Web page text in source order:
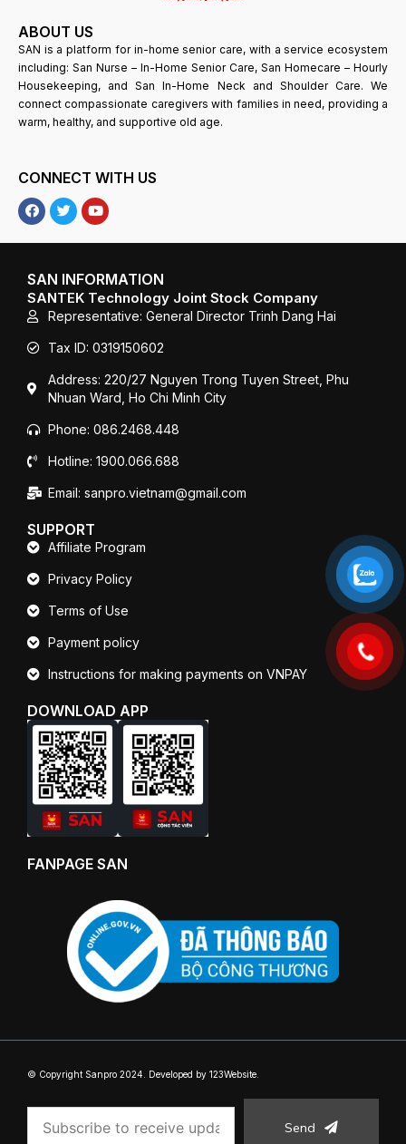
ABOUT US
SAN is a platform for in-home senior care, with a service ecosystem
including: San Nurse – In-Home Senior Care, San Homecare – Hourly
Housekeeping, and San In-Home Neck and Shoulder Care. We
connect compassionate caregivers with families in need, providing a
warm, healthy, and supportive old age.
CONNECT WITH US
F
a
c
e
o
o
k
T
w
i
t
e
r
Y
o
u
T
b
e
SAN INFORMATION
SANTEK Technology Joint Stock Company
Representative: General Director Trinh Dang Hai
Tax ID: 0319150602
Address: 220/27 Nguyen Trong Tuyen Street, Phu
Nhuan Ward, Ho Chi Minh City
Phone: 086.2468.448
Hotline: 1900.066.688
Email: sanpro.vietnam@gmail.com
SUPPORT
Affiliate Program
Privacy Policy
Terms of Use
Payment policy
Instructions for making payments on VNPAY
DOWNLOAD APP
FANPAGE SAN
© Copyright Sanpro 2024. Developed by 123Website.
Send